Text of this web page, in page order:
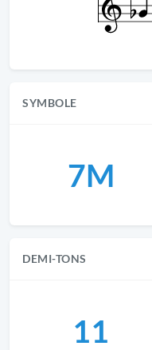
SYMBOLE
7M
DEMI-TONS
11